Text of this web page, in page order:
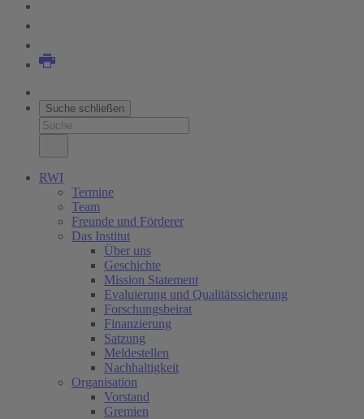
Suche schließen
RWI
Termine
Team
Freunde und Förderer
Das Institut
Über uns
Geschichte
Mission Statement
Evaluierung und Qualitätssicherung
Forschungsbeirat
Finanzierung
Satzung
Meldestellen
Nachhaltigkeit
Organisation
Vorstand
Gremien